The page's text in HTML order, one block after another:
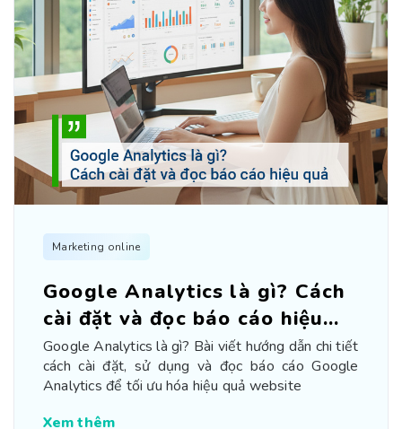
Marketing online
Google Analytics là gì? Cách
cài đặt và đọc báo cáo hiệu
quả
Google Analytics là gì? Bài viết hướng dẫn chi tiết
cách cài đặt, sử dụng và đọc báo cáo Google
Analytics để tối ưu hóa hiệu quả website
Xem thêm